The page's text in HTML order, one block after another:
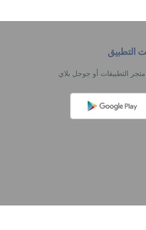
التطبيق
التطبيقات أو جوجل بلاي